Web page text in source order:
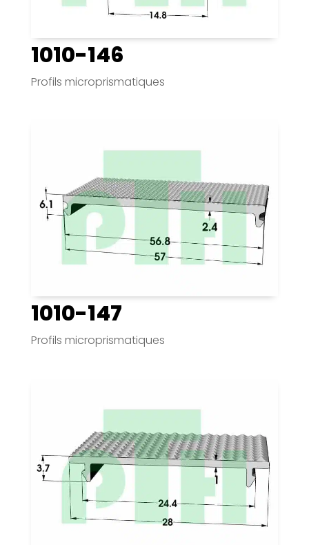
1010-146
Profils microprismatiques
1010-147
Profils microprismatiques